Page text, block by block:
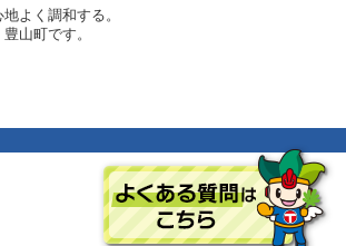
よく調和する。
山町です。